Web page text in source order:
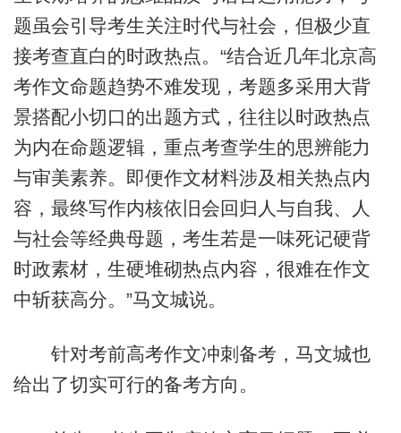
题虽会引导考生关注时代与社会，但极少直
接考查直白的时政热点。“结合近几年北京高
考作文命题趋势不难发现，考题多采用大背
景搭配小切口的出题方式，往往以时政热点
为内在命题逻辑，重点考查学生的思辨能力
与审美素养。即便作文材料涉及相关热点内
容，最终写作内核依旧会回归人与自我、人
与社会等经典母题，考生若是一味死记硬背
时政素材，生硬堆砌热点内容，很难在作文
中斩获高分。”马文城说。
针对考前高考作文冲刺备考，马文城也
给出了切实可行的备考方向。